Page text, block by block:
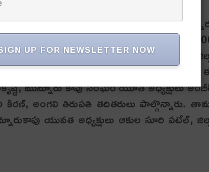
చెందిన ఓ పేద యువ‌తి వివాహానికి జిల్లా
ఇత‌ర మిత్రుల సాయంతో దాదాపు రూ.
ఆ మొత్తం అంద‌చేశారు.
ఆకుల శ్రీకాంత్ ఆధ్వర్యంలో డ‌బ్బులు జ‌మ చేశారు.
మున్నూరు కాపు సంఘం యూత్ అధ్య‌క్షులు
అంగలి తిరుపతి తదితరులు పాల్గొన్నారు.
యువత అధ్యక్షులు ఆకుల సూరి పటేల్,
UP FOR NEWSLETTER NOW